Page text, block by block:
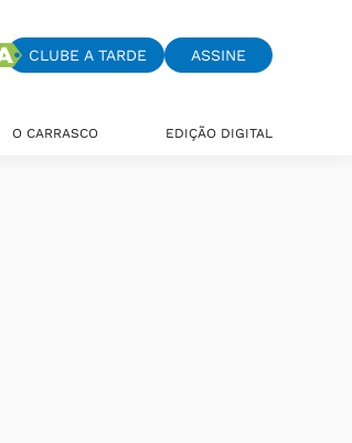
CLUBE A TARDE ASSINE
O CARRASCO EDIÇÃO DIGITAL